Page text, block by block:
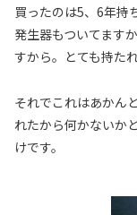
買ったのは5、6年持
発生器もついてます
すから。とても持たれ
それでこれはあかん
れたから何かないか
けです。